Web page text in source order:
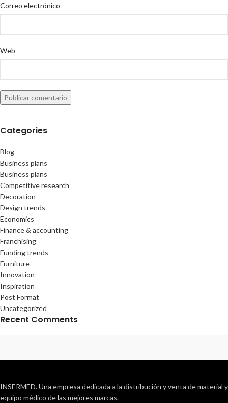
Correo electrónico
Web
Categories
Blog
Business plans
Business plans
Competitive research
Decoration
Design trends
Economics
Finance & accounting
Franchising
Funding trends
Furniture
Innovation
Inspiration
Post Format
Uncategorized
Recent Comments
INSERMED. Una empresa dedicada a la distribución y venta de material y
equipo médico de las mejores marcas.